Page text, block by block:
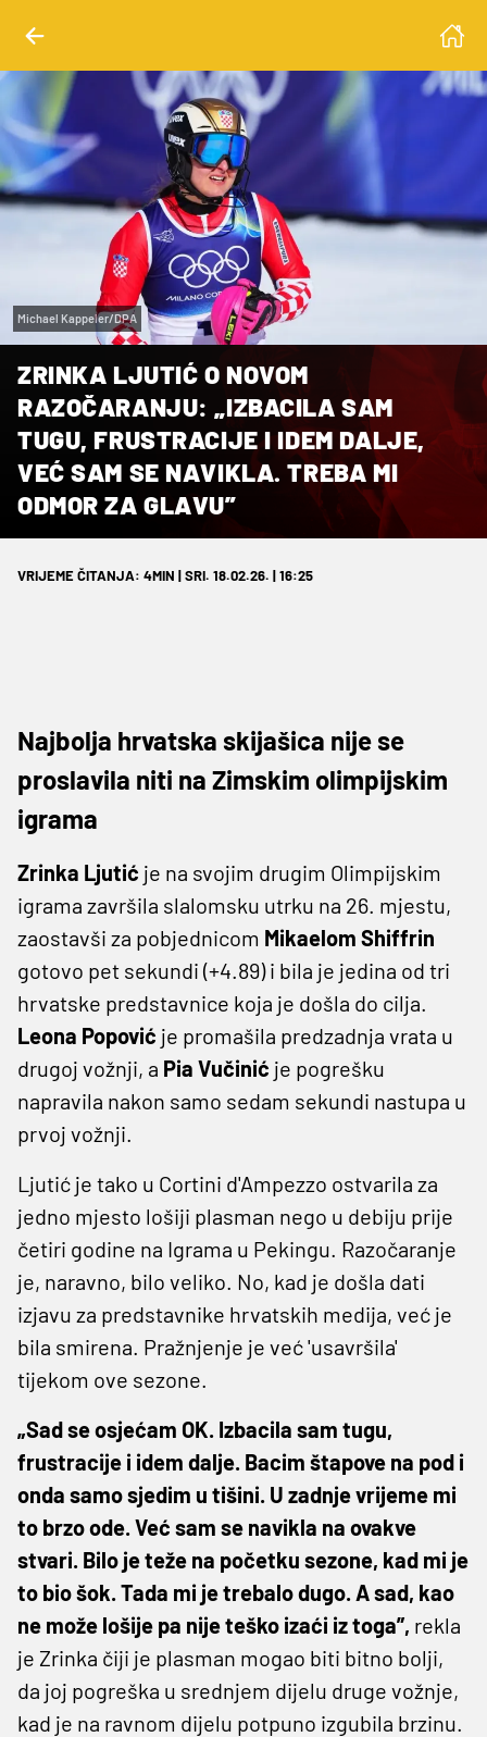
Michael Kappeler/DPA
ZRINKA LJUTIĆ O NOVOM
RAZOČARANJU: „IZBACILA SAM
TUGU, FRUSTRACIJE I IDEM DALJE,
VEĆ SAM SE NAVIKLA. TREBA MI
ODMOR ZA GLAVU”
VRIJEME ČITANJA: 4MIN | SRI. 18.02.26. | 16:25
Najbolja hrvatska skijašica nije se
proslavila niti na Zimskim olimpijskim
igrama
Zrinka Ljutić je na svojim drugim Olimpijskim
igrama završila slalomsku utrku na 26. mjestu,
zaostavši za pobjednicom Mikaelom Shiffrin
gotovo pet sekundi (+4.89) i bila je jedina od tri
hrvatske predstavnice koja je došla do cilja.
Leona Popović je promašila predzadnja vrata u
drugoj vožnji, a Pia Vučinić je pogrešku
napravila nakon samo sedam sekundi nastupa u
prvoj vožnji.
Ljutić je tako u Cortini d'Ampezzo ostvarila za
jedno mjesto lošiji plasman nego u debiju prije
četiri godine na Igrama u Pekingu. Razočaranje
je, naravno, bilo veliko. No, kad je došla dati
izjavu za predstavnike hrvatskih medija, već je
bila smirena. Pražnjenje je već 'usavršila'
tijekom ove sezone.
„Sad se osjećam OK. Izbacila sam tugu,
frustracije i idem dalje. Bacim štapove na pod i
onda samo sjedim u tišini. U zadnje vrijeme mi
to brzo ode. Već sam se navikla na ovakve
stvari. Bilo je teže na početku sezone, kad mi je
to bio šok. Tada mi je trebalo dugo. A sad, kao
ne može lošije pa nije teško izaći iz toga”, rekla
je Zrinka čiji je plasman mogao biti bitno bolji,
da joj pogreška u srednjem dijelu druge vožnje,
kad je na ravnom dijelu potpuno izgubila brzinu.